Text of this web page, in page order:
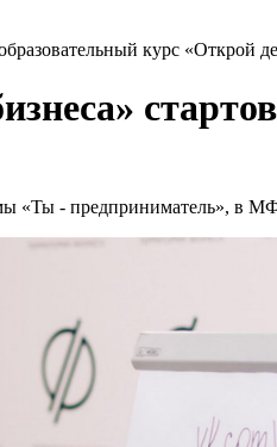
курс «Открой
«Ты - предприниматель», в